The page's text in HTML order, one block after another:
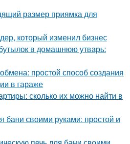
размер приямка для
который изменил бизнес
в домашнюю утварь:
простой способ создания
в гараже
сколько их можно найти в
бани своими руками: простой и